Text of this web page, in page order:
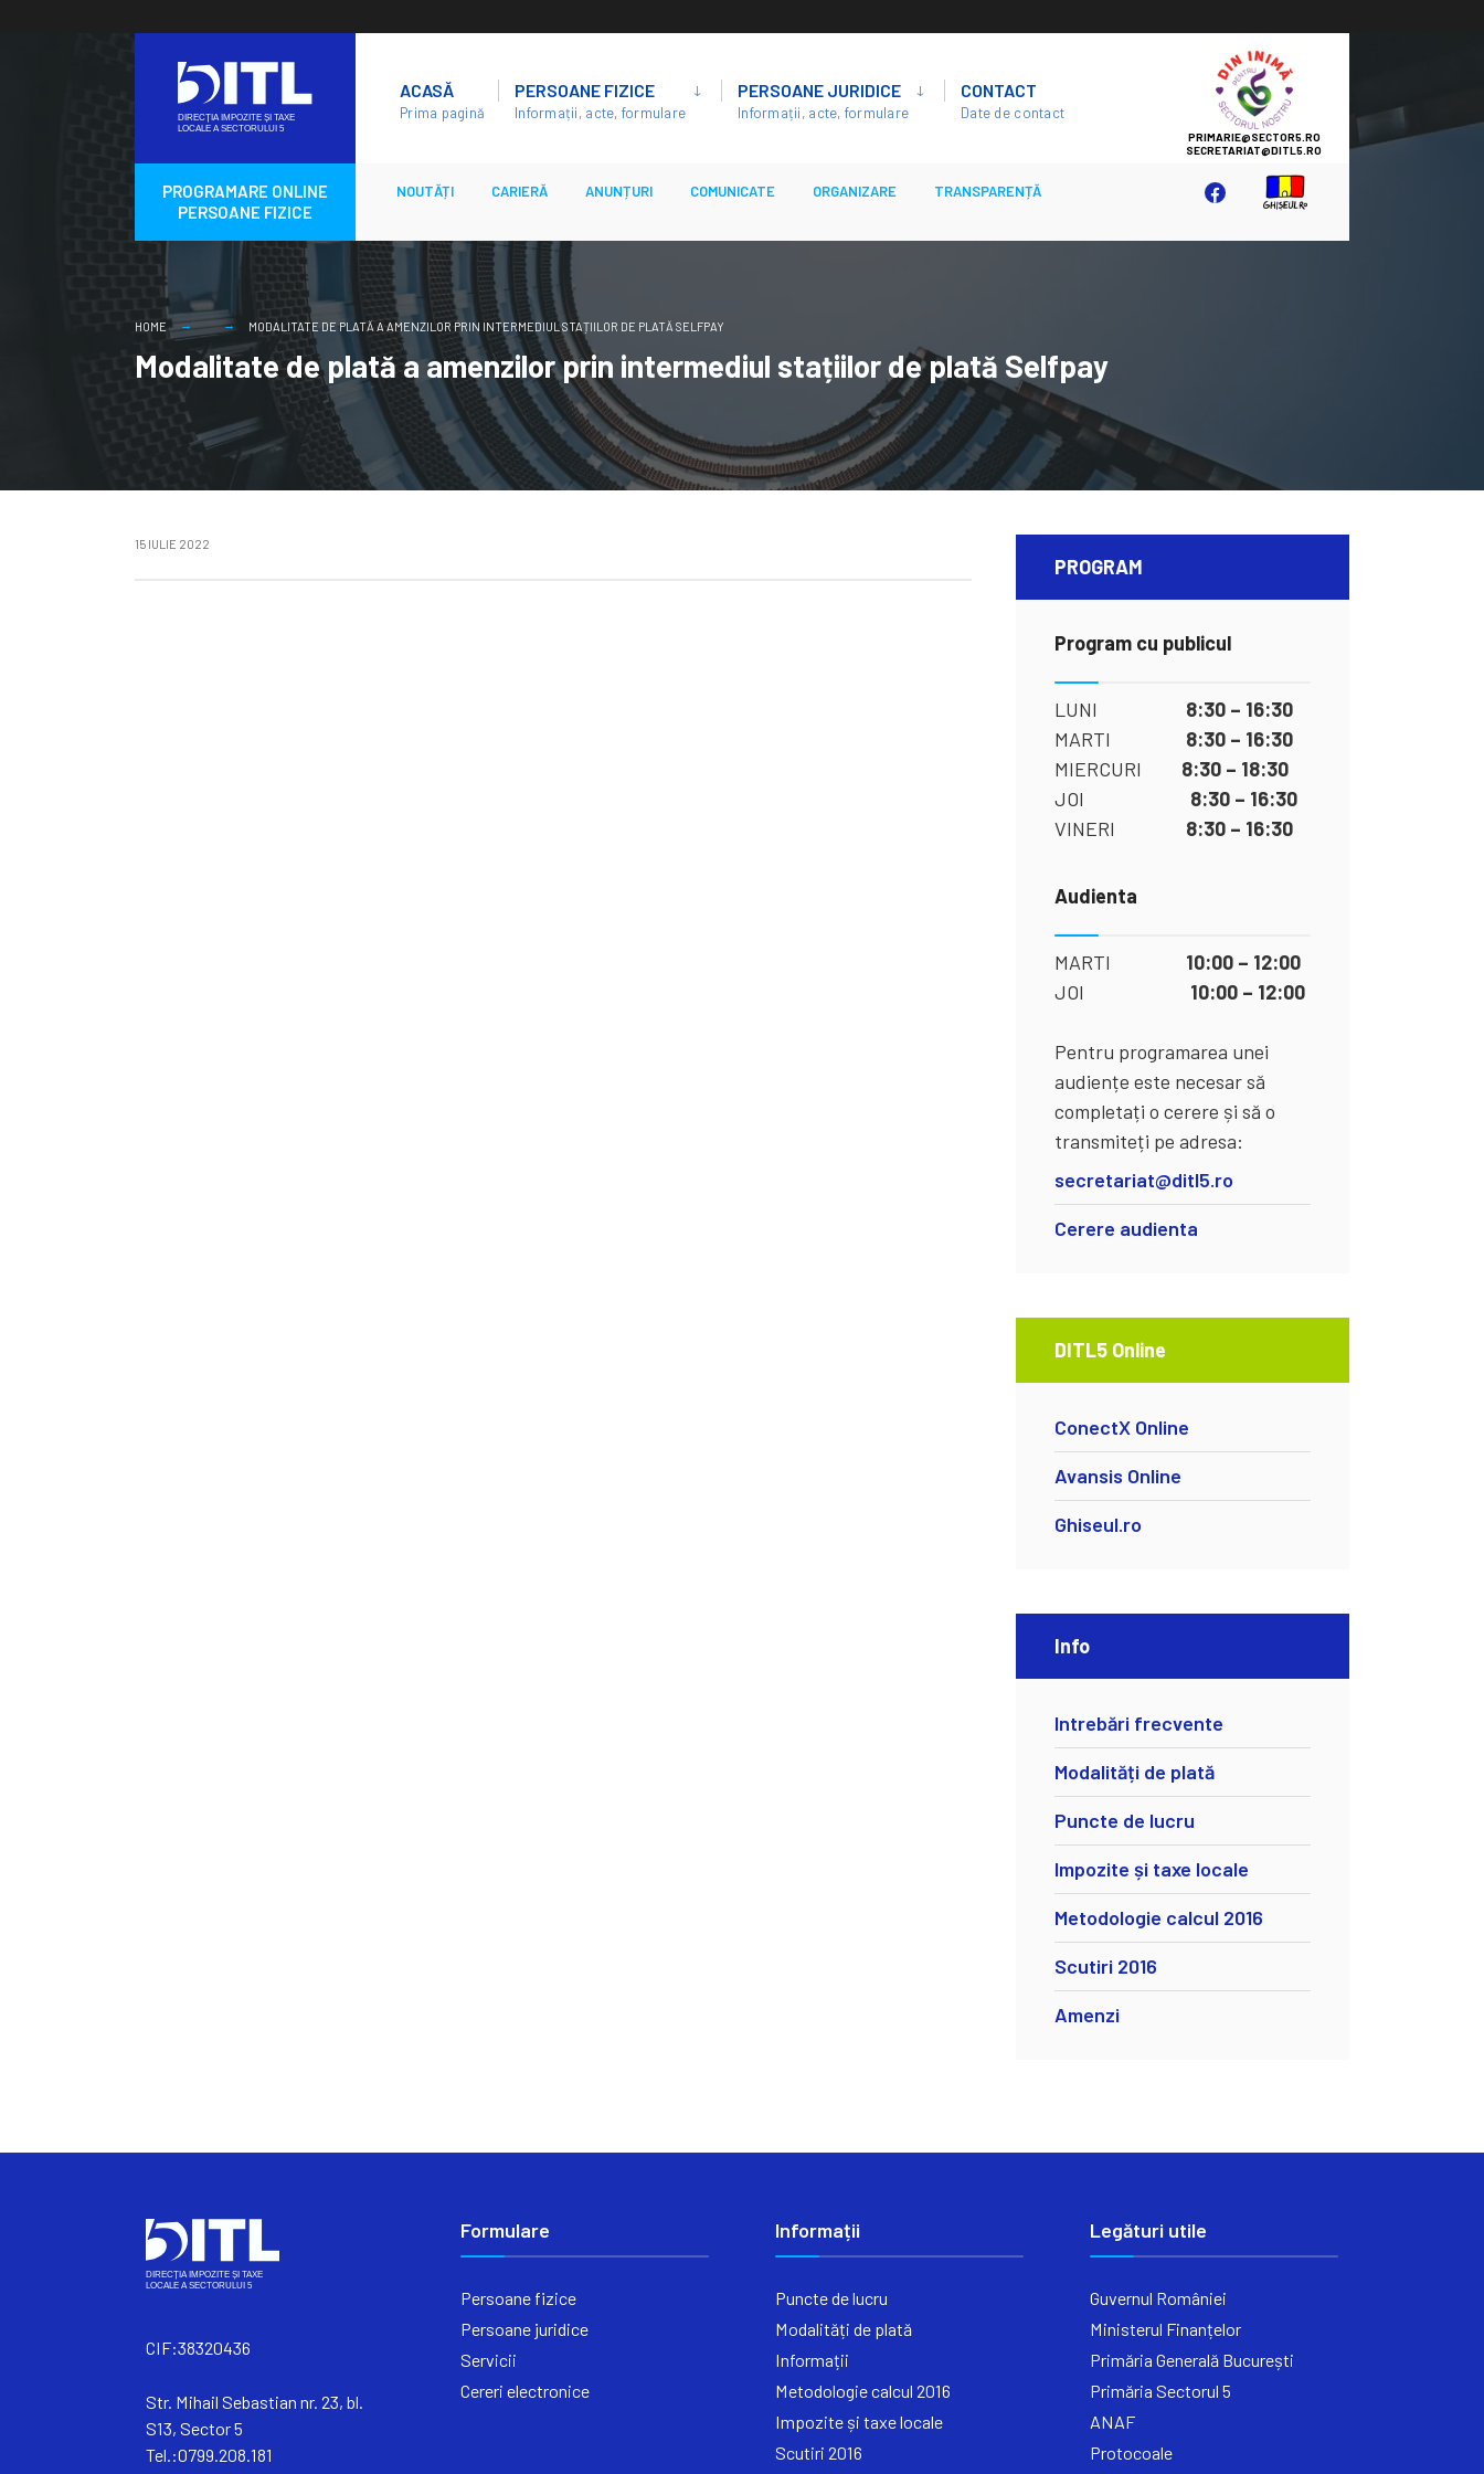
content
ACASĂ
Prima pagină
PERSOANE FIZICE
Informații, acte, formulare
PERSOANE JURIDICE
Informații, acte, formulare
CONTACT
Date de contact
SECTOR
5
PROGRAMARE ONLINE
PERSOANE FIZICE
NOUTĂȚI CARIERĂ ANUNȚURI COMUNICATE ORGANIZARE TRANSPARENȚĂ
HOME MODALITATE DE PLATĂ A AMENZILOR PRIN INTERMEDIUL STAȚIILOR DE PLATĂ SELFPAY
Modalitate de plată a amenzilor prin intermediul stațiilor de plată Selfpay
15 IULIE 2022
PROGRAM
Program cu publicul
LUNI 8:30 – 16:30
MARTI 8:30 – 16:30
MIERCURI 8:30 – 18:30
JOI 8:30 – 16:30
VINERI 8:30 – 16:30
Audienta
MARTI 10:00 – 12:00
JOI 10:00 – 12:00
Pentru programarea unei
audiențe este necesar să
completați o cerere și să o
transmiteți pe adresa:
secretariat@ditl5.ro
Cerere audienta
DITL5 Online
ConectX Online
Avansis Online
Ghiseul.ro
Info
Intrebări frecvente
Modalități de plată
Puncte de lucru
Impozite și taxe locale
Metodologie calcul 2016
Scutiri 2016
Amenzi
CIF:38320436
Str. Mihail Sebastian nr. 23, bl.
S13, Sector 5
Tel.:0799.208.181
Formulare
Persoane fizice
Persoane juridice
Servicii
Cereri electronice
Informații
Puncte de lucru
Modalități de plată
Informații
Metodologie calcul 2016
Impozite și taxe locale
Scutiri 2016
Legături utile
Guvernul României
Ministerul Finanțelor
Primăria Generală București
Primăria Sectorul 5
ANAF
Protocoale